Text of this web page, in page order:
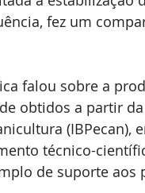
fez um
falou sobre a
obtidos a partir
(IBPecan),
técnico-
de suporte aos